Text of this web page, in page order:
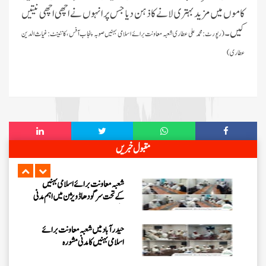
کاموں میں مزید بہتری لانے کا ذہن دیا جس پر انہوں نے اچھی اچھی نیتیں
کیں۔(رپورٹ: محمد علی عطاری شعبہ معاونت برائے اسلامی بہنیں صوبہ پنجاب آفس ، کانٹینٹ:غیاث الدین
عطاری)
مقبول خبریں
اسپیشل پرسنز کے لیے خصوصی حلقے کا
انعقاد
فیضانِ مدینہ ننکانہ میں 3 دن (25،
شعبہ معاونت برائے اسلامی بہنیں
کے تحت سرگودھا ڈویژن میں اہم مدنی
حیدرآباد میں شعبہ معاونت برائے
اسلامی بہنیں کا مدنی مشورہ